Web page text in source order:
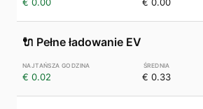
🔌 Pełne ładowanie EV
€ 0.02 € 0.33